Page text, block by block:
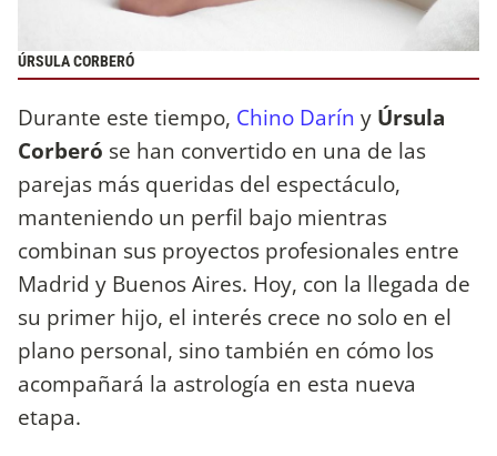
ÚRSULA CORBERÓ
Durante este tiempo, Chino Darín y Úrsula
Corberó se han convertido en una de las
parejas más queridas del espectáculo,
manteniendo un perfil bajo mientras
combinan sus proyectos profesionales entre
Madrid y Buenos Aires. Hoy, con la llegada de
su primer hijo, el interés crece no solo en el
plano personal, sino también en cómo los
acompañará la astrología en esta nueva
etapa.